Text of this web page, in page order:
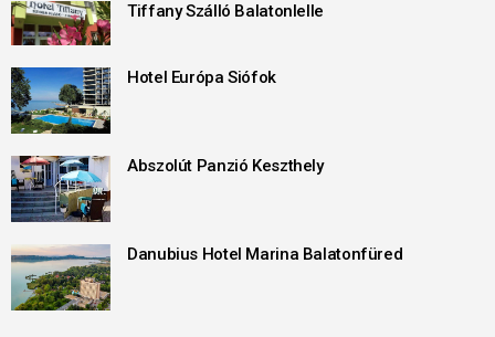
Tiffany Szálló Balatonlelle
Hotel Európa Siófok
Abszolút Panzió Keszthely
Danubius Hotel Marina Balatonfüred